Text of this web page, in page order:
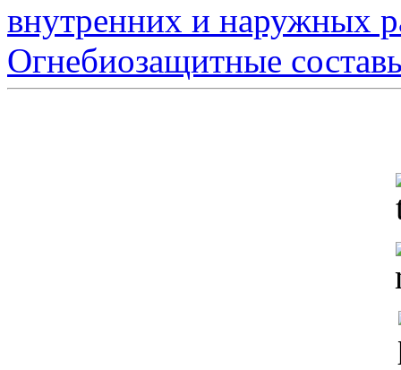
внутренних и наружных
Огнебиозащитные